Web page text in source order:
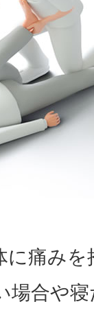
に痛みを
場合や